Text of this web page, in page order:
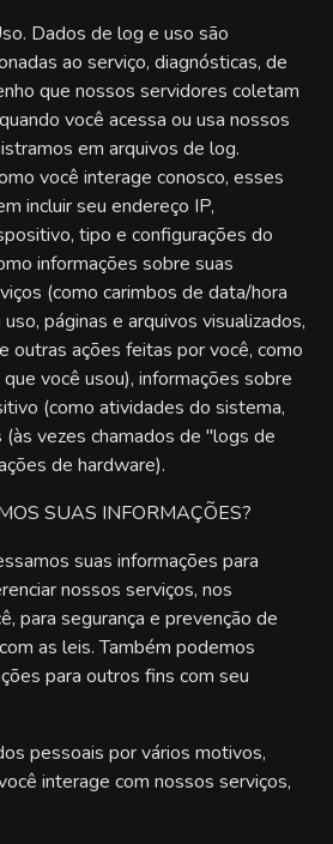
Dados de log e uso são
ao serviço, diagnósticas, de
que nossos servidores coletam
você acessa ou usa nossos
em arquivos de log.
você interage conosco, esses
incluir seu endereço IP,
tipo e configurações do
informações sobre suas
(como carimbos de data/hora
páginas e arquivos visualizados,
outras ações feitas por você, como
você usou), informações sobre
(como atividades do sistema,
vezes chamados de "logs de
de hardware).
SUAS INFORMAÇÕES?
suas informações para
nossos serviços, nos
para segurança e prevenção de
as leis. Também podemos
para outros fins com seu
pessoais por vários motivos,
interage com nossos serviços,